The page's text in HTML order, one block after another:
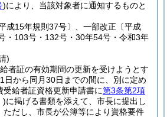
)により、当該対象者に通知するものと
成15年規則37号〕、一部改正〔平成
・103号・132号・30年54号・令和3年
)
者証の有効期間の更新を受けようとす
日から同月30日までの間に、別に定め
受給者証資格更新申請書に第3条第2項
)に掲げる書類を添えて、市長に提出し
ただし、市長が公簿等により資格要件